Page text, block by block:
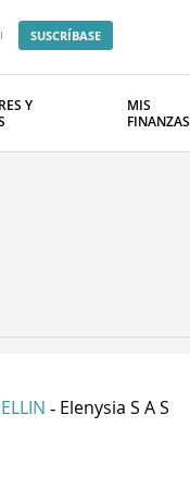
SUSCRÍBASE
Y
MIS
FINANZAS
- Elenysia S A S